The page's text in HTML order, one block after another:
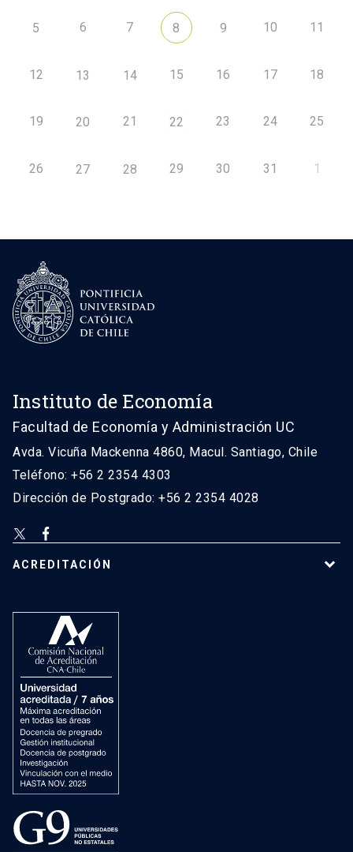
5 6 7 8 9 10 11
12 13 14 15 16 17 18
19 20 21 22 23 24 25
26 27 28 29 30 31 1
Instituto de Economía
Facultad de Economía y Administración UC
Avda. Vicuña Mackenna 4860, Macul. Santiago, Chile
Teléfono: +56 2 2354 4303
Dirección de Postgrado: +56 2 2354 4028
ACREDITACIÓN